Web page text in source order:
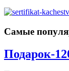
Самые
Подарок-